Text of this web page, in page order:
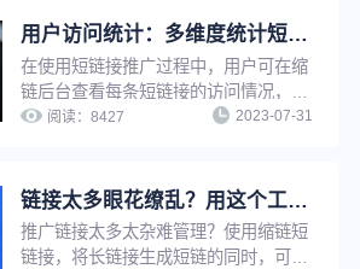
用户访问统计：多维度统计短链接访问情况，把控推广效果
在使用短链接推广过程中，用户可在缩
链后台查看每条短链接的访问情况，包
括访问趋势、访问地域、访问环境、访
优化转化效果。
阅读：8427 2023-07-31
链接太多眼花缭乱？用这个工具，一键快速查找
推广链接太多太杂难管理？使用缩链短
链接，将长链接生成短链的同时，可以